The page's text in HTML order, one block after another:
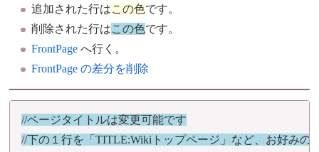
追加された行はこの色です。
削除された行はこの色です。
FrontPageへ行く。
FrontPage の差分を削除
//ページタイトルは変更可能です
//下の１行を「TITLE:Wikiトップページ」など、お好みの